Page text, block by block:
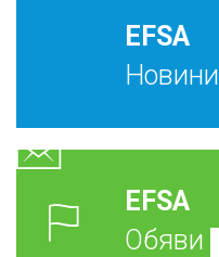
EFSA
Новини
EFSA
Обяви